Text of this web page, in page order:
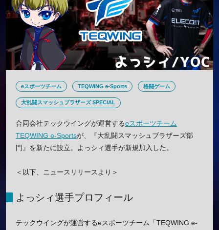
eスポーツチーム TEQWING e-Sports 格闘ゲーム
大乱闘スマッシュブラザーズ SPECIAL
合同会社テックウイングが運営するeスポーツチーム
TEQWING e-Sportsが、『大乱闘スマッシュブラザーズ部
門』を新たに設立。よっシィ選手が新規加入した。
＜以下、ニュースリリースより＞
よっシィ選手プロフィール
テックウイングが運営するeスポーツチーム「TEQWING e-